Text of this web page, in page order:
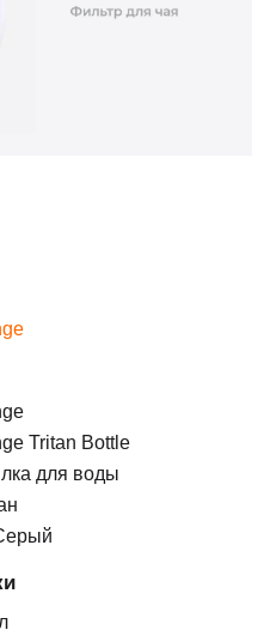
Tritan Bottle
для воды